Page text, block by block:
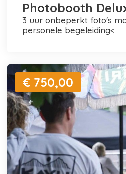
Photobooth
3 uur onbeperkt foto's maken en printen +
personele begeleiding<
€ 750,00